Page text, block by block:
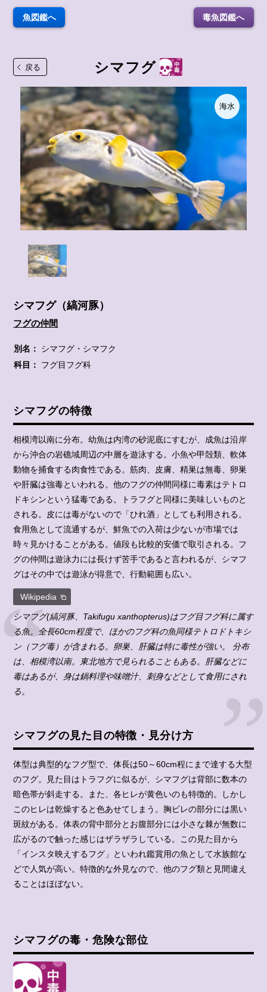
魚図鑑へ 毒魚図鑑へ
戻る シマフグ
海水
シマフグ（縞河豚）
フグの仲間
別名：
シマフグ・シマフク
科目：
フグ目フグ科
シマフグの特徴
相模湾以南に分布。幼魚は内湾の砂泥底にすむが、成魚は沿岸
から沖合の岩礁域周辺の中層を遊泳する。小魚や甲殻類、軟体
動物を捕食する肉食性である。筋肉、皮膚、精巣は無毒、卵巣
や肝臓は強毒といわれる。他のフグの仲間同様に毒素はテトロ
ドキシンという猛毒である。トラフグと同様に美味しいものと
される。皮には毒がないので「ひれ酒」としても利用される。
食用魚として流通するが、鮮魚での入荷は少ないが市場では
時々見かけることがある。値段も比較的安価で取引される。フ
グの仲間は遊泳力には長けず苦手であると言われるが、シマフ
グはその中では遊泳が得意で、行動範囲も広い。
Wikipedia
シマフグ(縞河豚、Takifugu xanthopterus)はフグ目フグ科に属す
る魚。全長60cm程度で、ほかのフグ科の魚同様テトロドトキシ
ン（フグ毒）が含まれる。卵巣、肝臓は特に毒性が強い。 分布
は、相模湾以南。東北地方で見られることもある。肝臓などに
毒はあるが、身は鍋料理や味噌汁、刺身などとして食用にされ
る。
シマフグの見た目の特徴・見分け方
体型は典型的なフグ型で、体長は50～60cm程にまで達する大型
のフグ。見た目はトラフグに似るが、シマフグは背部に数本の
暗色帯が斜走する。また、各ヒレが黄色いのも特徴的。しかし
このヒレは乾燥すると色あせてしまう。胸ビレの部分には黒い
斑紋がある。体表の背中部分とお腹部分には小さな棘が無数に
広がるので触った感じはザラザラしている。この見た目から
「インスタ映えするフグ」といわれ鑑賞用の魚として水族館な
どで人気が高い。特徴的な外見なので、他のフグ類と見間違え
ることはほぼない。
シマフグの毒・危険な部位